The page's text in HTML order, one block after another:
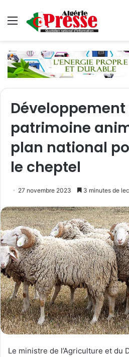
Menu
Développement
patrimoine
plan national
le cheptel
27 novembre 2023 3 minutes de
Le ministre de l’Agriculture et du